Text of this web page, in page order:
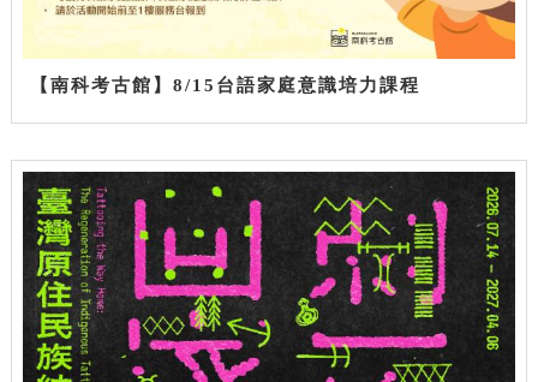
【南科考古館】8/15台語家庭意識培力課程